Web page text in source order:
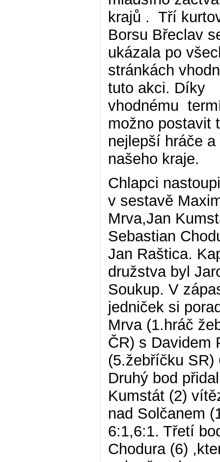
krajů . Tří
Borsu Břeclav
ukázala po
stránkách
tuto akci. Díky
vhodnému
možno postavit
nejlepší hráče
našeho kraje.
Chlapci
v sestavě
Mrva,Jan
Sebastian
Jan Raštica.
družstva byl
Soukup. V
jedniček si
Mrva (1.hráč
ČR) s Davidem
(5.žebříčku SR)
Druhý bod přidal
Kumstát (2)
nad Solčanem
6:1,6:1. Třetí
Chodura (6)